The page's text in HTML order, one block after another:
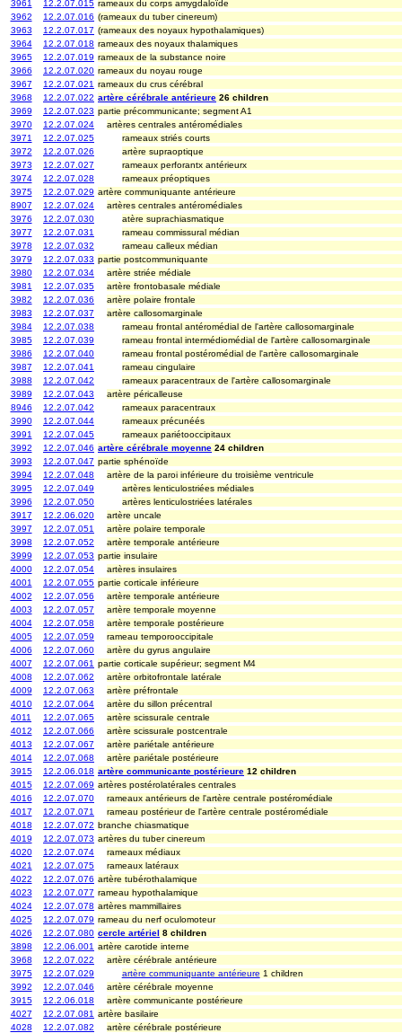
3961 12.2.07.015 rameaux du corps amygdaloïde
3962
12.2.07.016 (rameaux du tuber cinereum)
3963
12.2.07.017 (rameaux des noyaux hypothalamiques)
3964
12.2.07.018 rameaux des noyaux thalamiques
3965
12.2.07.019 rameaux de la substance noire
3966
12.2.07.020 rameaux du noyau rouge
3967
12.2.07.021 rameaux du crus cérébral
3968
12.2.07.022 artère cérébrale antérieure 26 children
3969
12.2.07.023 partie précommunicante; segment A1
3970
12.2.07.024
artères centrales antéromédiales
3971
12.2.07.025
rameaux striés courts
3972
12.2.07.026
artère supraoptique
3973
12.2.07.027
rameaux perforantx antérieurx
3974
12.2.07.028
rameaux préoptiques
3975
12.2.07.029 artère communiquante antérieure
8907
12.2.07.024
artères centrales antéromédiales
3976
12.2.07.030
atère suprachiasmatique
3977
12.2.07.031
rameau commissural médian
3978
12.2.07.032
rameau calleux médian
3979
12.2.07.033 partie postcommuniquante
3980
12.2.07.034
artère striée médiale
3981
12.2.07.035
artère frontobasale médiale
3982
12.2.07.036
artère polaire frontale
3983
12.2.07.037
artère callosomarginale
3984
12.2.07.038
rameau frontal antéromédial de l'artère callosomarginale
3985
12.2.07.039
rameau frontal intermédiomédial de l'artère callosomarginale
3986
12.2.07.040
rameau frontal postéromédial de l'artère callosomarginale
3987
12.2.07.041
rameau cingulaire
3988
12.2.07.042
rameaux paracentraux de l'artère callosomarginale
3989
12.2.07.043
artère péricalleuse
8946
12.2.07.042
rameaux paracentraux
3990
12.2.07.044
rameaux précunéés
3991
12.2.07.045
rameaux pariétooccipitaux
3992
12.2.07.046 artère cérébrale moyenne 24 children
3993
12.2.07.047 partie sphénoïde
3994
12.2.07.048
artère de la paroi inférieure du troisième ventricule
3995
12.2.07.049
artères lenticulostriées médiales
3996
12.2.07.050
artères lenticulostriées latérales
3917
12.2.06.020
artère uncale
3997
12.2.07.051
artère polaire temporale
3998
12.2.07.052
artère temporale antérieure
3999
12.2.07.053 partie insulaire
4000
12.2.07.054
artères insulaires
4001
12.2.07.055 partie corticale inférieure
4002
12.2.07.056
artère temporale antérieure
4003
12.2.07.057
artère temporale moyenne
4004
12.2.07.058
artère temporale postérieure
4005
12.2.07.059
rameau temporooccipitale
4006
12.2.07.060
artère du gyrus angulaire
4007
12.2.07.061 partie corticale supérieur; segment M4
4008
12.2.07.062
artère orbitofrontale latérale
4009
12.2.07.063
artère préfrontale
4010
12.2.07.064
artère du sillon précentral
4011
12.2.07.065
artère scissurale centrale
4012
12.2.07.066
artère scissurale postcentrale
4013
12.2.07.067
artère pariétale antérieure
4014
12.2.07.068
artère pariétale postérieure
3915
12.2.06.018 artère communicante postérieure 12 children
4015
12.2.07.069 artères postérolatérales centrales
4016
12.2.07.070
rameaux antérieurs de l'artère centrale postéromédiale
4017
12.2.07.071
rameau postérieur de l'artère centrale postéromédiale
4018
12.2.07.072 branche chiasmatique
4019
12.2.07.073 artères du tuber cinereum
4020
12.2.07.074
rameaux médiaux
4021
12.2.07.075
rameaux latéraux
4022
12.2.07.076 artère tubérothalamique
4023
12.2.07.077 rameau hypothalamique
4024
12.2.07.078 artères mammillaires
4025
12.2.07.079 rameau du nerf oculomoteur
4026
12.2.07.080 cercle artériel 8 children
3898
12.2.06.001 artère carotide interne
3968
12.2.07.022
artère cérébrale antérieure
3975
12.2.07.029 artère communiquante antérieure 1 children
3992
12.2.07.046
artère cérébrale moyenne
3915
12.2.06.018
artère communicante postérieure
4027
12.2.07.081 artère basilaire
4028
12.2.07.082
artère cérébrale postérieure